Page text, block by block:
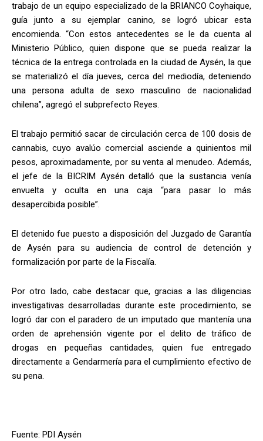
trabajo de un equipo especializado de la BRIANCO Coyhaique,
guía junto a su ejemplar canino, se logró ubicar esta
encomienda. “Con estos antecedentes se le da cuenta al
Ministerio Público, quien dispone que se pueda realizar la
técnica de la entrega controlada en la ciudad de Aysén, la que
se materializó el día jueves, cerca del mediodía, deteniendo
una persona adulta de sexo masculino de nacionalidad
chilena”, agregó el subprefecto Reyes.
El trabajo permitió sacar de circulación cerca de 100 dosis de
cannabis, cuyo avalúo comercial asciende a quinientos mil
pesos, aproximadamente, por su venta al menudeo. Además,
el jefe de la BICRIM Aysén detalló que la sustancia venía
envuelta y oculta en una caja “para pasar lo más
desapercibida posible”.
El detenido fue puesto a disposición del Juzgado de Garantía
de Aysén para su audiencia de control de detención y
formalización por parte de la Fiscalía.
Por otro lado, cabe destacar que, gracias a las diligencias
investigativas desarrolladas durante este procedimiento, se
logró dar con el paradero de un imputado que mantenía una
orden de aprehensión vigente por el delito de tráfico de
drogas en pequeñas cantidades, quien fue entregado
directamente a Gendarmería para el cumplimiento efectivo de
su pena.
Fuente: PDI Aysén